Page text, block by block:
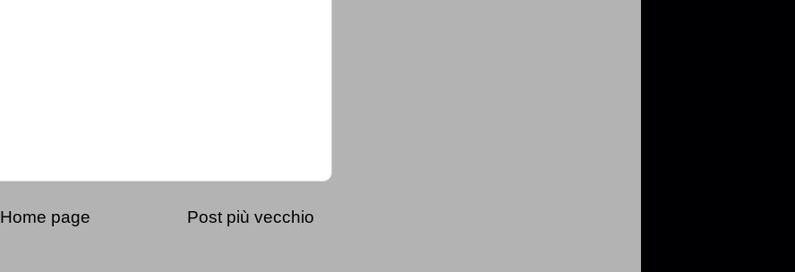
Post più vecchio
Home page